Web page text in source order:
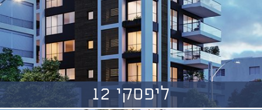
ליפסקי 12